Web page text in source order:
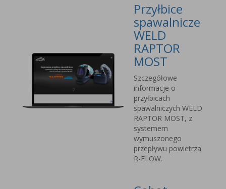
Przyłbice
spawalnicze
WELD
RAPTOR
MOST
Szczegółowe
informacje o
przyłbicach
spawalniczych WELD
RAPTOR MOST, z
systemem
wymuszonego
przepływu powietrza
R-FLOW.